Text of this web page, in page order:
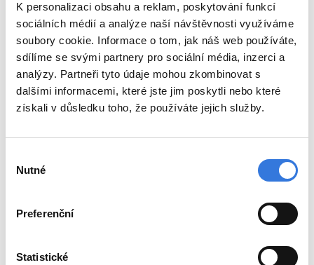
K personalizaci obsahu a reklam, poskytování funkcí
sociálních médií a analýze naší návštěvnosti využíváme
soubory cookie. Informace o tom, jak náš web používáte,
sdílíme se svými partnery pro sociální média, inzerci a
analýzy. Partneři tyto údaje mohou zkombinovat s
dalšími informacemi, které jste jim poskytli nebo které
získali v důsledku toho, že používáte jejich služby.
souhlasu
Nutné
Preferenční
Statistické